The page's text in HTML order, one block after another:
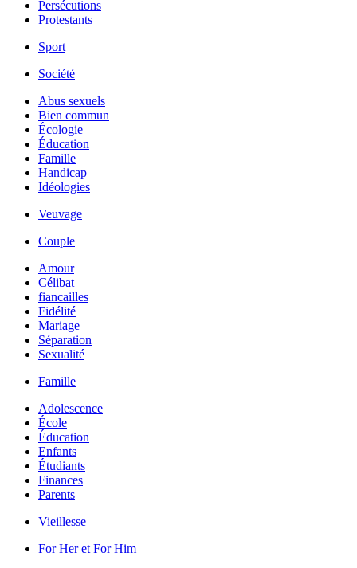
Persécutions
Protestants
Sport
Société
Abus sexuels
Bien commun
Écologie
Éducation
Famille
Handicap
Idéologies
Veuvage
Couple
Amour
Célibat
fiancailles
Fidélité
Mariage
Séparation
Sexualité
Famille
Adolescence
École
Éducation
Enfants
Étudiants
Finances
Parents
Vieillesse
For Her et For Him